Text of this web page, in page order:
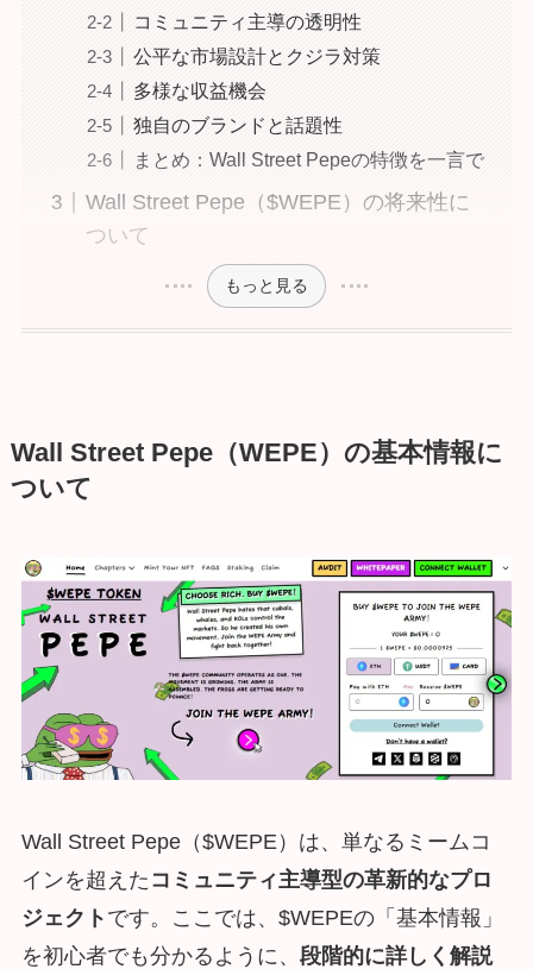
コミュニティ主導の透明性
公平な市場設計とクジラ対策
多様な収益機会
独自のブランドと話題性
まとめ：Wall Street Pepeの特徴を一言で
Wall Street Pepe（$WEPE）の将来性に
ついて
もっと見る
Wall Street Pepe（WEPE）の基本情報に
ついて
Wall Street Pepe（$WEPE）は、単なるミームコ
インを超えた コミュニティ主導型の革新的なプロ
ジェクト です。ここでは、$WEPEの「基本情報」
を初心者でも分かるように、 段階的に詳しく解説